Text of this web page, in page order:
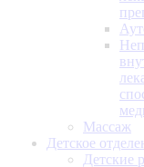
Массаж
Детское
Детские